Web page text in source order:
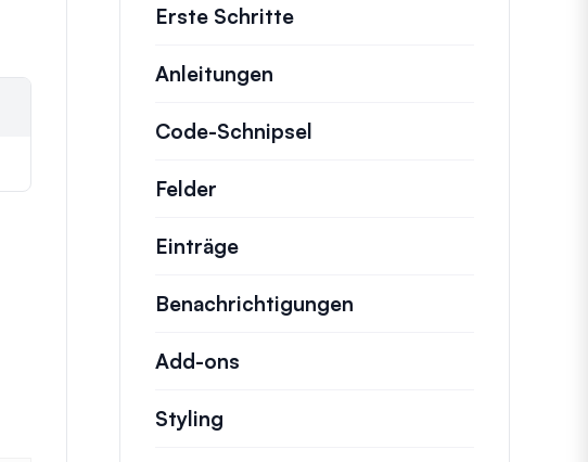
Erste Schritte
Anleitungen
Code-Schnipsel
Felder
Einträge
Benachrichtigungen
Add-ons
Styling